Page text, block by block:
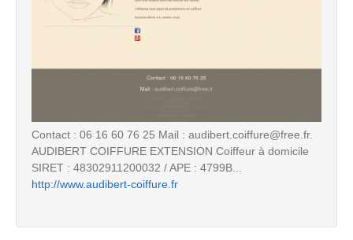
Contact : 06 16 60 76 25 Mail : audibert.coiffure@free.fr.
AUDIBERT COIFFURE EXTENSION Coiffeur à domicile
SIRET : 48302911200032 / APE : 4799B...
http://www.audibert-coiffure.fr